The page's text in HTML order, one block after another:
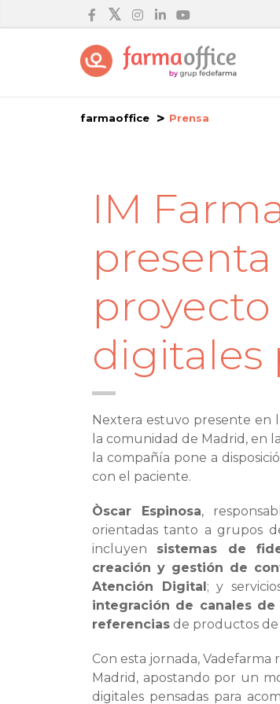
farmaoffice Prensa
IM
proyecto
digitales
Nextera estuvo presente en
la comunidad de Madrid, en
la compañía pone a
con el paciente.
Òscar Espinosa,
orientadas tanto a grupos
incluyen sistemas de
creación y gestión de
Atención Digital ; y
integración de canales
referencias de productos de
Con esta jornada,
Madrid, apostando por un
digitales pensadas para